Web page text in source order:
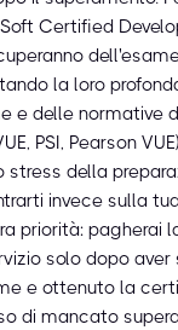
Certified
la loro
e delle normative
PSI, Pearson
stress della
invece sulla
priorità: pagherai
solo dopo aver
e ottenuto la
di mancato